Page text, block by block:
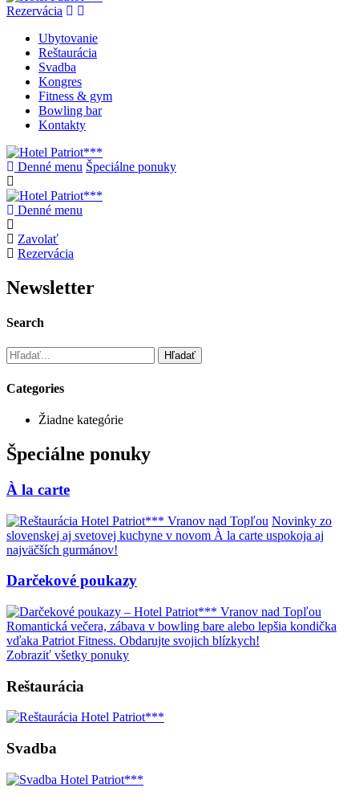
Rezervácia
Ubytovanie
Reštaurácia
Svadba
Kongres
Fitness & gym
Bowling bar
Kontakty
Denné menu Špeciálne ponuky
Denné menu
Zavolať
Rezervácia
Newsletter
Search
Vyhľadávanie
pre:
Categories
Žiadne kategórie
Špeciálne ponuky
À la carte
Novinky zo
slovenskej aj svetovej kuchyne v novom À la carte uspokoja aj
najväčších gurmánov!
Darčekové poukazy
Romantická večera, zábava v bowling bare alebo lepšia kondička
vďaka Patriot Fitness. Obdarujte svojich blízkych!
Zobraziť všetky ponuky
Reštaurácia
Svadba